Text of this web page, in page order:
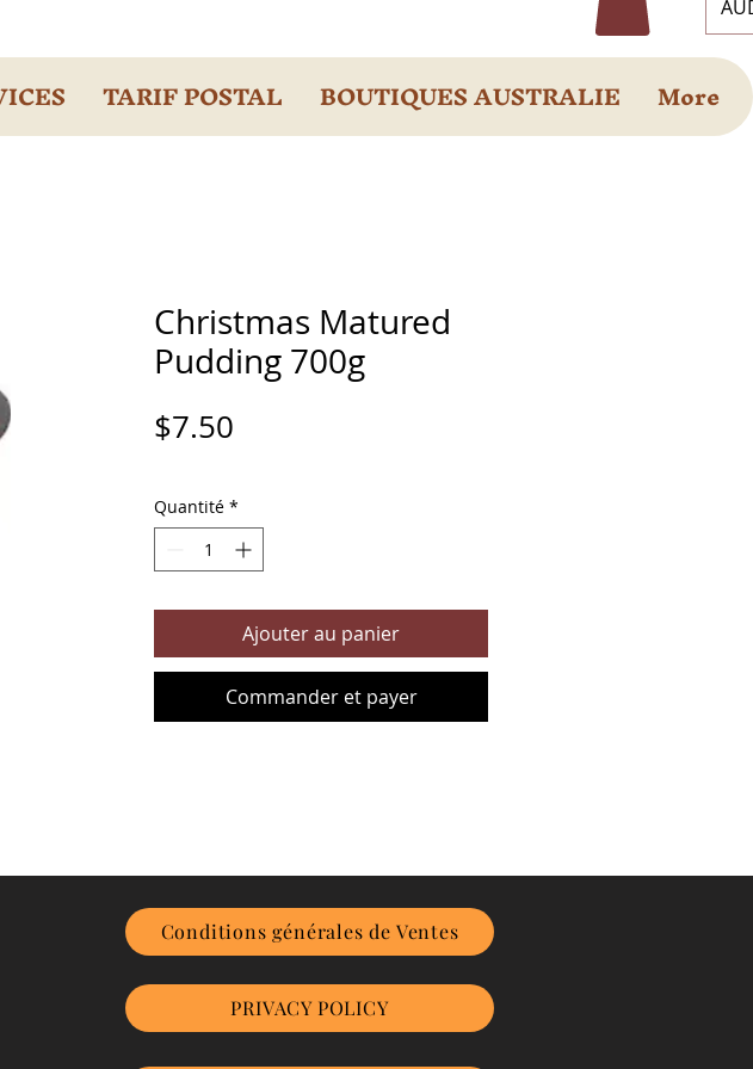
TARIF POSTAL BOUTIQUES AUSTRALIE More
Christmas Matured
Pudding 700g
$7.50
Quantité *
Ajouter au panier
Commander et payer
Conditions générales de Ventes
PRIVACY POLICY